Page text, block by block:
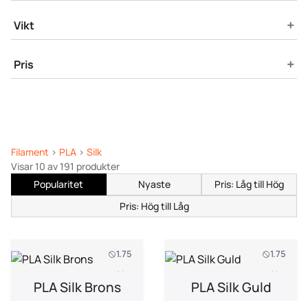
Vikt +
Pris +
Filament > PLA > Silk
Visar 10 av 191 produkter
Popularitet
Nyaste
Pris: Låg till Hög
Pris: Hög till Låg
1.75
1 kg
PLA Silk Brons
1.75
1 kg
PLA Silk Guld